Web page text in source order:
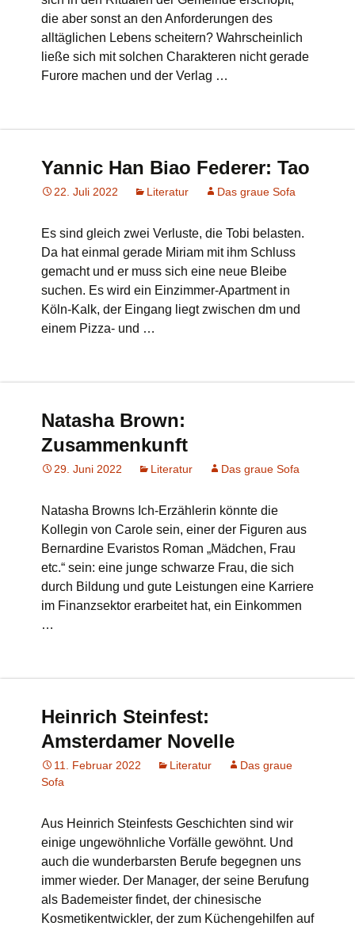
die aber sonst an den Anforderungen des
alltäglichen Lebens scheitern? Wahrscheinlich
ließe sich mit solchen Charakteren nicht gerade
Furore machen und der Verlag …
Yannic Han Biao Federer: Tao
22. Juli 2022 Literatur Das graue Sofa
Es sind gleich zwei Verluste, die Tobi belasten.
Da hat einmal gerade Miriam mit ihm Schluss
gemacht und er muss sich eine neue Bleibe
suchen. Es wird ein Einzimmer-Apartment in
Köln-Kalk, der Eingang liegt zwischen dm und
einem Pizza- und …
Natasha Brown:
Zusammenkunft
29. Juni 2022 Literatur Das graue Sofa
Natasha Browns Ich-Erzählerin könnte die
Kollegin von Carole sein, einer der Figuren aus
Bernardine Evaristos Roman „Mädchen, Frau
etc.“ sein: eine junge schwarze Frau, die sich
durch Bildung und gute Leistungen eine Karriere
im Finanzsektor erarbeitet hat, ein Einkommen
…
Heinrich Steinfest:
Amsterdamer Novelle
11. Februar 2022 Literatur
Das graue
Sofa
Aus Heinrich Steinfests Geschichten sind wir
einige ungewöhnliche Vorfälle gewöhnt. Und
auch die wunderbarsten Berufe begegnen uns
immer wieder. Der Manager, der seine Berufung
als Bademeister findet, der chinesische
Kosmetikentwickler, der zum Küchengehilfen auf